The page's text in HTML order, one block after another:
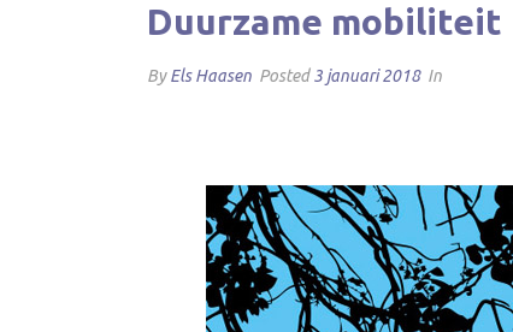
Duurzame mobiliteit
ByEls Haasen Posted3 januari 2018 In